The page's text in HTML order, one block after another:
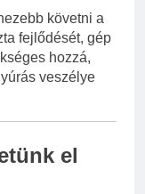
követni a
fejlődését, gép
hozzá,
veszélye
el